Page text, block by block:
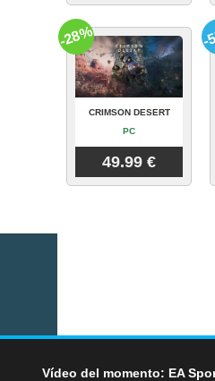
CRIMSON DESERT
PC
49.99 €
-28% -
Vídeo del momento: EA